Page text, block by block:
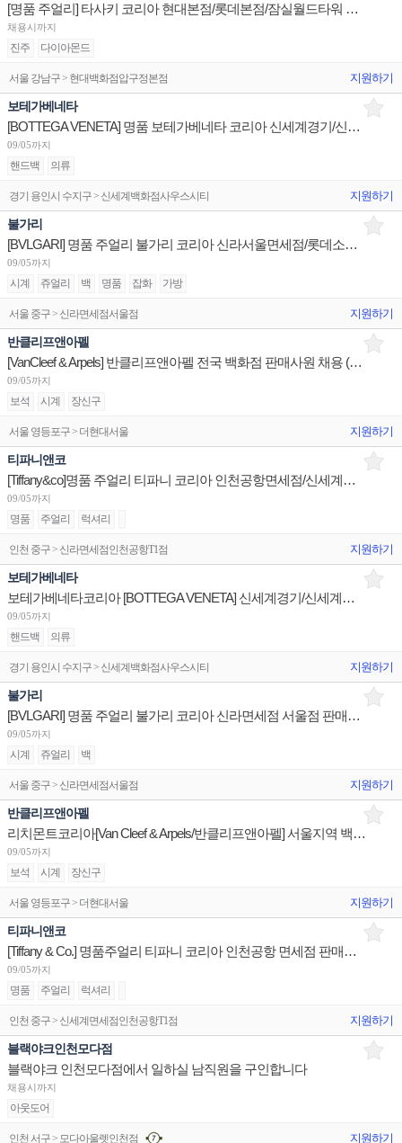
[명품 주얼리] 타사키 코리아 현대본점/롯데본점/잠실월드타워 판매사원 채용
채용시까지
진주 다이아몬드
서울 강남구 > 현대백화점압구정본점 지원하기
보테가베네타
[BOTTEGA VENETA] 명품 보테가베네타 코리아 신세계경기/신세계대전 판매사원 채용
09/05까지
핸드백 의류
경기 용인시 수지구 > 신세계백화점사우스시티 지원하기
불가리
[BVLGARI] 명품 주얼리 불가리 코리아 신라서울면세점/롯데소공면세점/신세계하남 판매사원 채용
09/05까지
시계 쥬얼리 백 명품 잡화 가방
서울 중구 > 신라면세점서울점 지원하기
반클리프앤아펠
[VanCleef & Arpels] 반클리프앤아펠 전국 백화점 판매사원 채용 (리치몬트코리아)
09/05까지
보석 시계 장신구
서울 영등포구 > 더현대서울 지원하기
티파니앤코
[Tiffany&co]명품 주얼리 티파니 코리아 인천공항면세점/신세계광주/신세계하남 판매사원 채용
09/05까지
명품 주얼리 럭셔리
인천 중구 > 신라면세점인천공항T1점 지원하기
보테가베네타
보테가베네타코리아 [BOTTEGA VENETA] 신세계경기/신세계대전 판매사원 채용
09/05까지
핸드백 의류
경기 용인시 수지구 > 신세계백화점사우스시티 지원하기
불가리
[BVLGARI] 명품 주얼리 불가리 코리아 신라면세점 서울점 판매사원 채용
09/05까지
시계 쥬얼리 백
서울 중구 > 신라면세점서울점 지원하기
반클리프앤아펠
리치몬트코리아[Van Cleef & Arpels/반클리프앤아펠] 서울지역 백화점 세일즈 어시스던트 채용
09/05까지
보석 시계 장신구
서울 영등포구 > 더현대서울 지원하기
티파니앤코
[Tiffany & Co.] 명품주얼리 티파니 코리아 인천공항 면세점 판매사원 채용
09/05까지
명품 주얼리 럭셔리
인천 중구 > 신세계면세점인천공항T1점 지원하기
블랙야크인천모다점
블랙야크 인천모다점에서 일하실 남직원을 구인합니다
채용시까지
아웃도어
인천 서구 > 모다아울렛인천점 지원하기